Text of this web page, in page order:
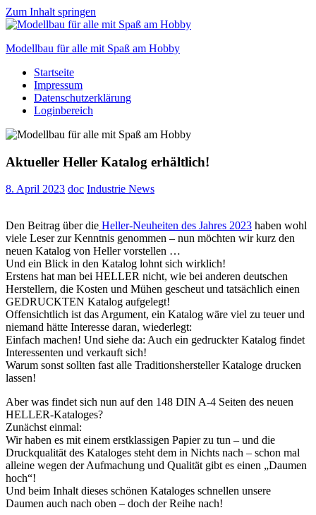
Zum Inhalt springen
Modellbau für alle mit Spaß am Hobby
Scale
modelling
to
Startseite
Impressum
Datenschutzerklärung
Loginbereich
Aktueller Heller Katalog erhältlich!
8. April 2023 doc Industrie News
Den Beitrag über die Heller-Neuheiten des Jahres 2023 haben wohl
viele Leser zur Kenntnis genommen – nun möchten wir kurz den
neuen Katalog von Heller vorstellen …
Und ein Blick in den Katalog lohnt sich wirklich!
Erstens hat man bei HELLER nicht, wie bei anderen deutschen
Herstellern, die Kosten und Mühen gescheut und tatsächlich einen
GEDRUCKTEN Katalog aufgelegt!
Offensichtlich ist das Argument, ein Katalog wäre viel zu teuer und
niemand hätte Interesse daran, wiederlegt:
Einfach machen! Und siehe da: Auch ein gedruckter Katalog findet
Interessenten und verkauft sich!
Warum sonst sollten fast alle Traditionshersteller Kataloge drucken
lassen!
Aber was findet sich nun auf den 148 DIN A-4 Seiten des neuen
HELLER-Kataloges?
Zunächst einmal:
Wir haben es mit einem erstklassigen Papier zu tun – und die
Druckqualität des Kataloges steht dem in Nichts nach – schon mal
alleine wegen der Aufmachung und Qualität gibt es einen „Daumen
hoch“!
Und beim Inhalt dieses schönen Kataloges schnellen unsere
Daumen auch nach oben – doch der Reihe nach!